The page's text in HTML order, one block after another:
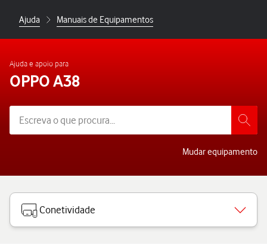
Ajuda Manuais de Equipamentos
Ajuda e apoio para
OPPO A38
Mudar equipamento
Conetividade